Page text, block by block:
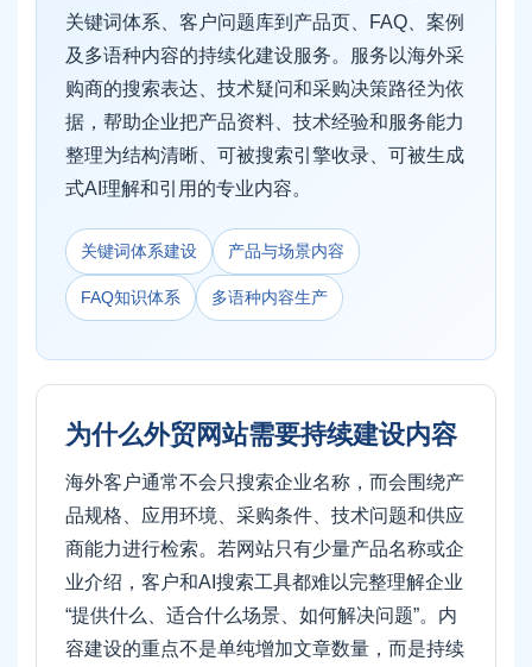
关键词体系、客户问题库到产品页、FAQ、案例
及多语种内容的持续化建设服务。服务以海外采
购商的搜索表达、技术疑问和采购决策路径为依
据，帮助企业把产品资料、技术经验和服务能力
整理为结构清晰、可被搜索引擎收录、可被生成
式AI理解和引用的专业内容。
关键词体系建设 产品与场景内容
FAQ知识体系 多语种内容生产
为什么外贸网站需要持续建设内容
海外客户通常不会只搜索企业名称，而会围绕产
品规格、应用环境、采购条件、技术问题和供应
商能力进行检索。若网站只有少量产品名称或企
业介绍，客户和AI搜索工具都难以完整理解企业
“提供什么、适合什么场景、如何解决问题”。内
容建设的重点不是单纯增加文章数量，而是持续